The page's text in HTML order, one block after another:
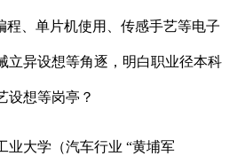
程、单片机使用、传感手艺等电子
立异设想等角逐，明白职业径本科
设想等岗亭？
大学（汽车行业 “黄埔军